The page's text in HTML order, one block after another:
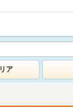
ア